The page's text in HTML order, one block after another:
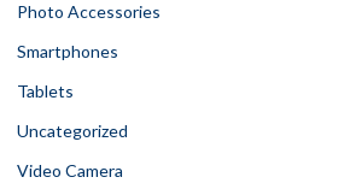
Photo Accessories
Smartphones
Tablets
Uncategorized
Video Camera